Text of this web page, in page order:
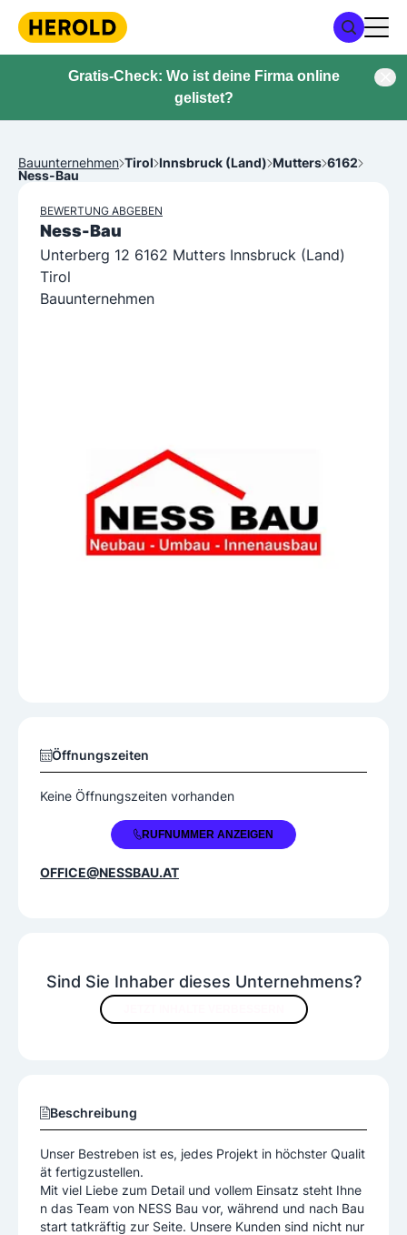
Gratis-Check: Wo ist deine Firma online
gelistet?
Bauunternehmen Tirol Innsbruck (Land) Mutters 6162
Ness-Bau
BEWERTUNG ABGEBEN
Ness-Bau
Unterberg 12 6162 Mutters Innsbruck (Land)
Tirol
Bauunternehmen
Sind Sie Inhaber dieses Unternehmens?
Beschreibung
Unser Bestreben ist es, jedes Projekt in höchster Qualit
ät fertigzustellen.
Mit viel Liebe zum Detail und vollem Einsatz steht Ihne
n das Team von NESS Bau vor, während und nach Bau
start tatkräftig zur Seite. Unsere Kunden sind nicht nur
Öffnungszeiten
Keine Öffnungszeiten vorhanden
+43 664 3508759RUFNUMMER ANZEIGEN
OFFICE@NESSBAU.AT